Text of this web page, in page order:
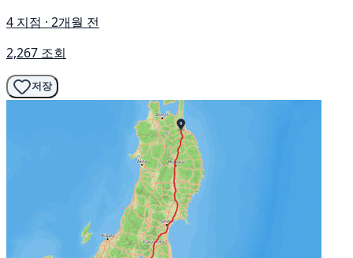
4 지점 · 2개월 전
2,267 조회
저장